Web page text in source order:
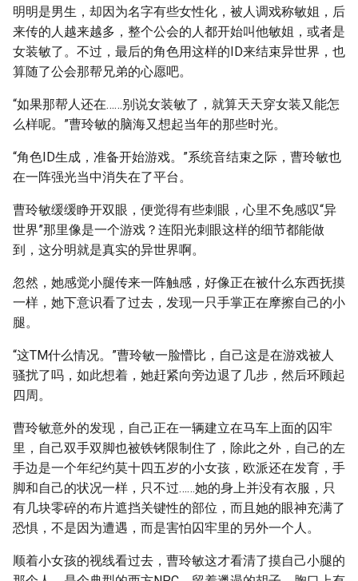
明明是男生，却因为名字有些女性化，被人调戏称敏姐，后
来传的人越来越多，整个公会的人都开始叫他敏姐，或者是
女装敏了。不过，最后的角色用这样的ID来结束异世界，也
算随了公会那帮兄弟的心愿吧。
“如果那帮人还在……别说女装敏了，就算天天穿女装又能怎
么样呢。”曹玲敏的脑海又想起当年的那些时光。
“角色ID生成，准备开始游戏。”系统音结束之际，曹玲敏也
在一阵强光当中消失在了平台。
曹玲敏缓缓睁开双眼，便觉得有些刺眼，心里不免感叹“异
世界”那里像是一个游戏？连阳光刺眼这样的细节都能做
到，这分明就是真实的异世界啊。
忽然，她感觉小腿传来一阵触感，好像正在被什么东西抚摸
一样，她下意识看了过去，发现一只手掌正在摩擦自己的小
腿。
“这TM什么情况。”曹玲敏一脸懵比，自己这是在游戏被人
骚扰了吗，如此想着，她赶紧向旁边退了几步，然后环顾起
四周。
曹玲敏意外的发现，自己正在一辆建立在马车上面的囚牢
里，自己双手双脚也被铁铐限制住了，除此之外，自己的左
手边是一个年纪约莫十四五岁的小女孩，欧派还在发育，手
脚和自己的状况一样，只不过……她的身上并没有衣服，只
有几块零碎的布片遮挡关键性的部位，而且她的眼神充满了
恐惧，不是因为遭遇，而是害怕囚牢里的另外一个人。
顺着小女孩的视线看过去，曹玲敏这才看清了摸自己小腿的